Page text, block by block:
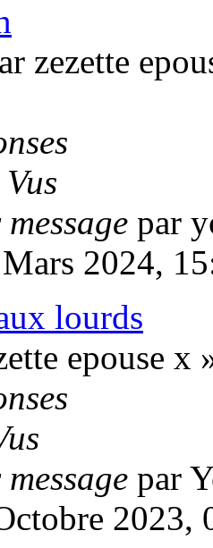
zezette
Vus
par
2024,
lourds
epouse
par
2023,